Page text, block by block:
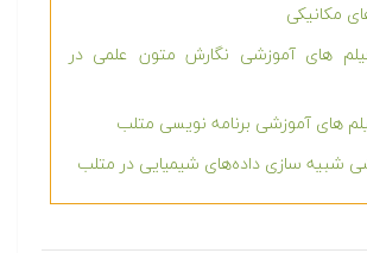
مکانیکی
های آموزشی نگارش متون علمی در
های آموزشی برنامه نویسی متلب
شبیه سازی داده‌های شیمیایی در متلب